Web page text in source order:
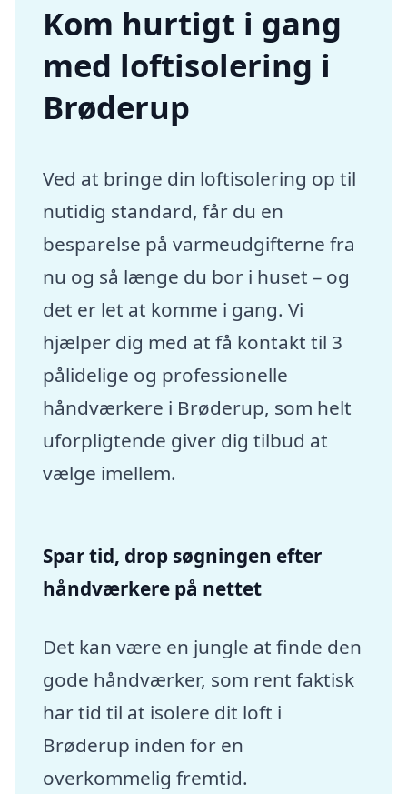
Kom hurtigt i gang
med loftisolering i
Brøderup
Ved at bringe din loftisolering op til
nutidig standard, får du en
besparelse på varmeudgifterne fra
nu og så længe du bor i huset – og
det er let at komme i gang. Vi
hjælper dig med at få kontakt til 3
pålidelige og professionelle
håndværkere i Brøderup, som helt
uforpligtende giver dig tilbud at
vælge imellem.
Spar tid, drop søgningen efter
håndværkere på nettet
Det kan være en jungle at finde den
gode håndværker, som rent faktisk
har tid til at isolere dit loft i
Brøderup inden for en
overkommelig fremtid.